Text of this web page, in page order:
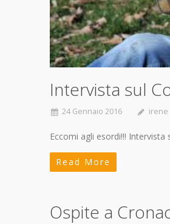
Intervista sul
24 Gennaio 2016 irene
Eccomi agli esordi!!!
Read More
Ospite a